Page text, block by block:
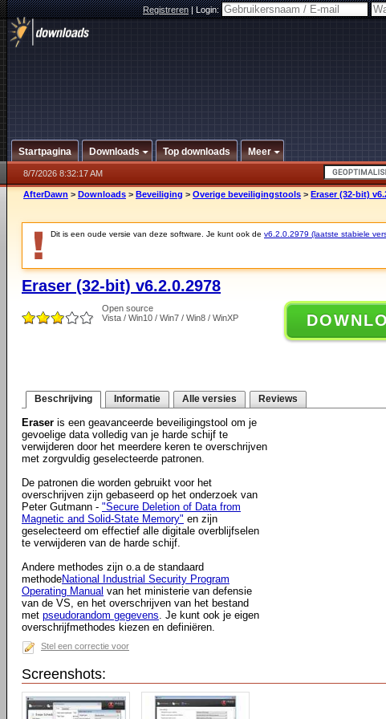
Registreren|Login:
Startpagina Downloads Top downloads Meer
8/7/2026 8:32:17 AM
AfterDawn > Downloads > Beveiliging > Overige beveiligingstools > Eraser (32-bit)
Dit is een oude versie van deze software. Je kunt ook de v6.2.0.2979 (laatste stabiele
Eraser (32-bit) v6.2.0.2978
Open source
Vista / Win10 / Win7 / Win8 / WinXP
Beschrijving Informatie Alle versies Reviews
Eraser is een geavanceerde beveiligingstool om je
gevoelige data volledig van je harde schijf te
verwijderen door het meerdere keren te overschrijven
met zorgvuldig geselecteerde patronen.
De patronen die worden gebruikt voor het
overschrijven zijn gebaseerd op het onderzoek van
Peter Gutmann - "Secure Deletion of Data from
Magnetic and Solid-State Memory" en zijn
geselecteerd om effectief alle digitale overblijfselen
te verwijderen van de harde schijf.
Andere methodes zijn o.a de standaard
methodeNational Industrial Security Program
Operating Manual van het ministerie van defensie
van de VS, en het overschrijven van het bestand
met pseudorandom gegevens. Je kunt ook je eigen
overschrijfmethodes kiezen en definiëren.
Stel een correctie voor
Screenshots: